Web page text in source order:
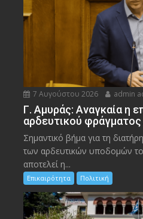
7 Αυγούστου 2026 admin
Γ. Αμυράς: Αναγκαία η
αρδευτικού
Σημαντικό βήμα για τη
των αρδευτικών υποδομών
αποτελεί η...
Επικαιρότητα Πολιτική